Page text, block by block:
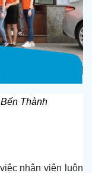
Thành
nhân viên luôn